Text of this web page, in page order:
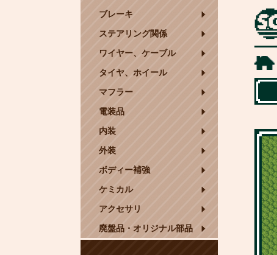
ブレーキ
ステアリング関係
ワイヤー、ケーブル
タイヤ、ホイール
マフラー
電装品
内装
外装
ボディー補強
ケミカル
アクセサリ
廃盤品・オリジナル部品